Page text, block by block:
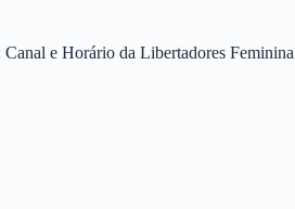
e Horário da Libertadores Feminina